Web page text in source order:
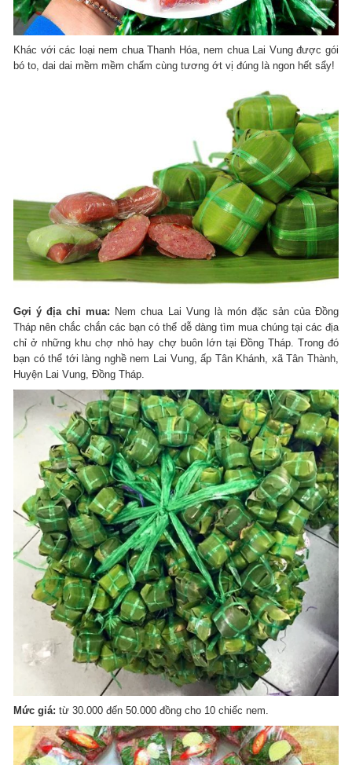
Khác với các loại nem chua Thanh Hóa, nem chua Lai Vung được gói
bó to, dai dai mềm mềm chấm cùng tương ớt vị đúng là ngon hết sẩy!
Gợi ý địa chỉ mua: Nem chua Lai Vung là món đặc sản của Đồng
Tháp nên chắc chắn các bạn có thể dễ dàng tìm mua chúng tại các địa
chỉ ở những khu chợ nhỏ hay chợ buôn lớn tại Đồng Tháp. Trong đó
bạn có thể tới làng nghề nem Lai Vung, ấp Tân Khánh, xã Tân Thành,
Huyện Lai Vung, Đồng Tháp.
Mức giá: từ 30.000 đến 50.000 đồng cho 10 chiếc nem.